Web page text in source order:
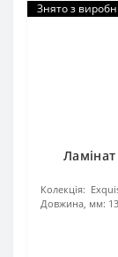
Знято з
Колекція:
Довжина, мм: